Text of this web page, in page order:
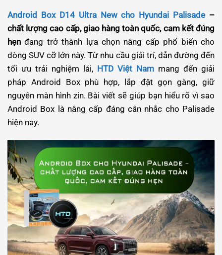
Android Box D14 Ultra New cho Hyundai Palisade –
chất lượng cao cấp, giao hàng toàn quốc, cam kết đúng
hẹn đang trở thành lựa chọn nâng cấp phổ biến cho
dòng SUV cỡ lớn này. Từ nhu cầu giải trí, dẫn đường đến
tối ưu trải nghiệm lái, HTD Việt Nam mang đến giải
pháp Android Box phù hợp, lắp đặt gọn gàng, giữ
nguyên màn hình zin. Bài viết sẽ giúp bạn hiểu rõ vì sao
Android Box là nâng cấp đáng cân nhắc cho Palisade
hiện nay.